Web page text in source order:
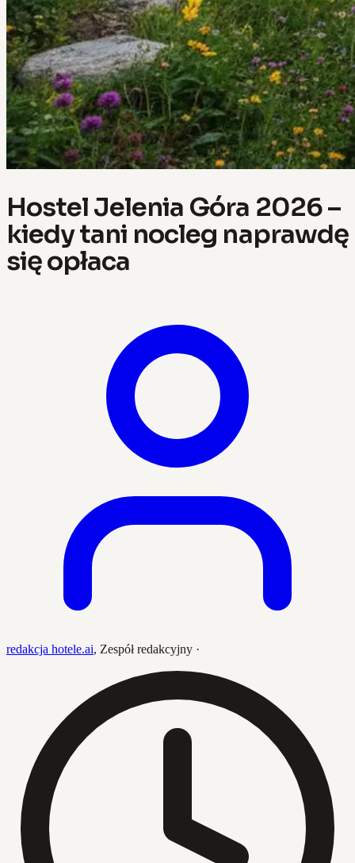
Hostel Jelenia Góra 2026 –
kiedy tani nocleg naprawdę
się opłaca
redakcja hotele.ai, Zespół redakcyjny ·